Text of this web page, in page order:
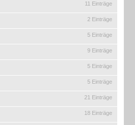
11 Einträge
2 Einträge
5 Einträge
9 Einträge
5 Einträge
5 Einträge
21 Einträge
18 Einträge